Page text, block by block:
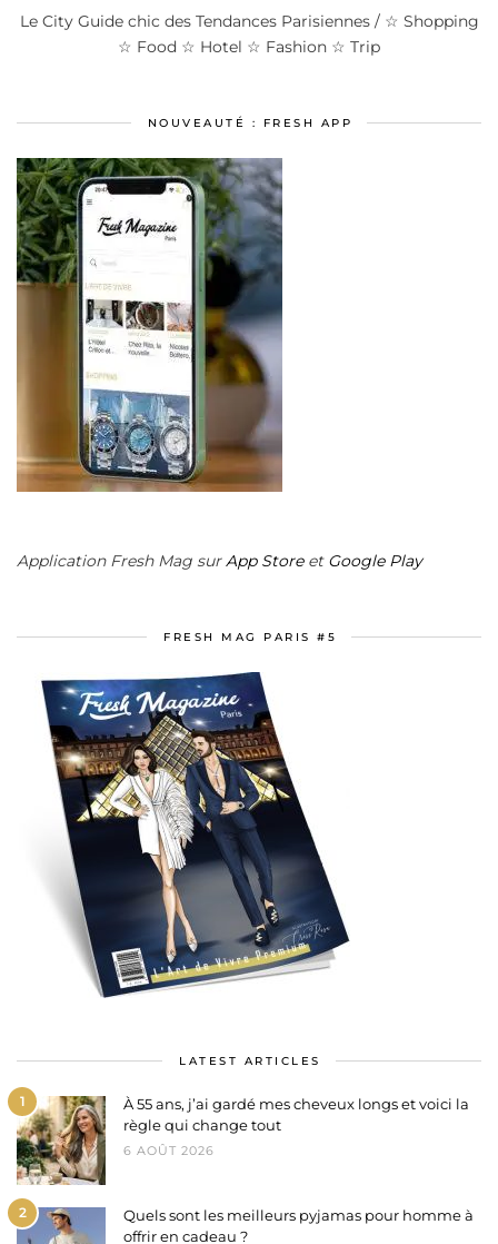
Le City Guide chic des Tendances Parisiennes / ☆ Shopping
☆ Food ☆ Hotel ☆ Fashion ☆ Trip
NOUVEAUTÉ : FRESH APP
Application Fresh Mag surApp Storeet Google Play
FRESH MAG PARIS #5
LATEST ARTICLES
1
À 55 ans, j’ai gardé mes cheveux longs et voici la
règle qui change tout
6 AOÛT 2026
2
Quels sont les meilleurs pyjamas pour homme à
offrir en cadeau ?